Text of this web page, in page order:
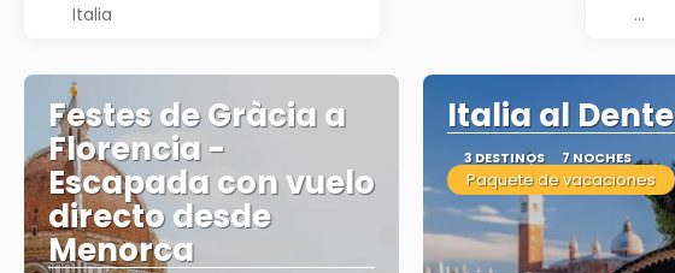
Festes de Gràcia a
Florencia -
Escapada con vuelo
directo desde
Menorca
Italia al Dente
3 DESTINOS 7 NOCHES
Paquete de vacaciones